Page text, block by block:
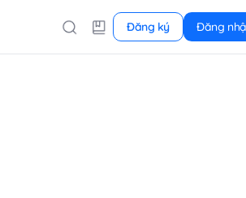
Đăng ký Đăng